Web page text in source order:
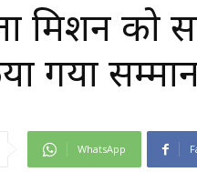
मिशन को
गया
WhatsApp